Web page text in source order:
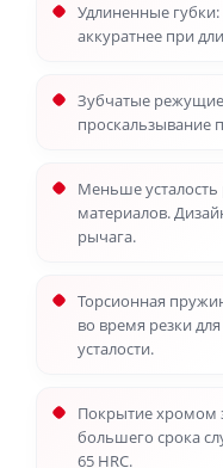
Удлиненные
аккуратнее при
Зубчатые
проскальзывание
Меньше усталость
материалов.
рычага.
Торсионная
во время резки
усталости.
Покрытие хромом
большего срока
65 HRC.